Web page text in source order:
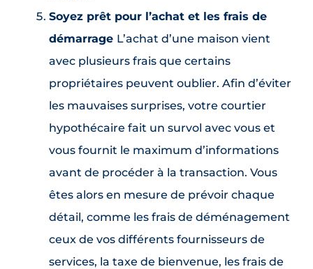
Soyez prêt pour l’achat et les frais de
démarrage L’achat d’une maison vient
avec plusieurs frais que certains
propriétaires peuvent oublier. Afin d’éviter
les mauvaises surprises, votre courtier
hypothécaire fait un survol avec vous et
vous fournit le maximum d’informations
avant de procéder à la transaction. Vous
êtes alors en mesure de prévoir chaque
détail, comme les frais de déménagement
ceux de vos différents fournisseurs de
services, la taxe de bienvenue, les frais de